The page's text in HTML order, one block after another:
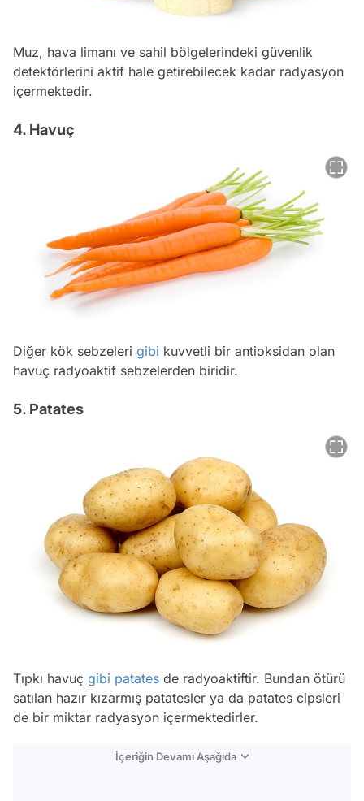
Muz, hava limanı ve sahil bölgelerindeki güvenlik
detektörlerini aktif hale getirebilecek kadar radyasyon
içermektedir.
4. Havuç
Diğer kök sebzeleri gibi kuvvetli bir antioksidan olan
havuç radyoaktif sebzelerden biridir.
5. Patates
Tıpkı havuç gibi patates de radyoaktiftir. Bundan ötürü
satılan hazır kızarmış patatesler ya da patates cipsleri
de bir miktar radyasyon içermektedirler.
İçeriğin Devamı Aşağıda